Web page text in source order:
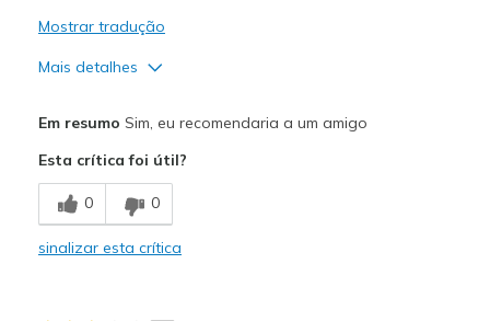
Mostrar tradução
Mais detalhes
Melhores utilizações
Casual Wear
Travel
Em resumo Sim, eu recomendaria a um amigo
Esta crítica foi útil?
0 0
sinalizar esta crítica